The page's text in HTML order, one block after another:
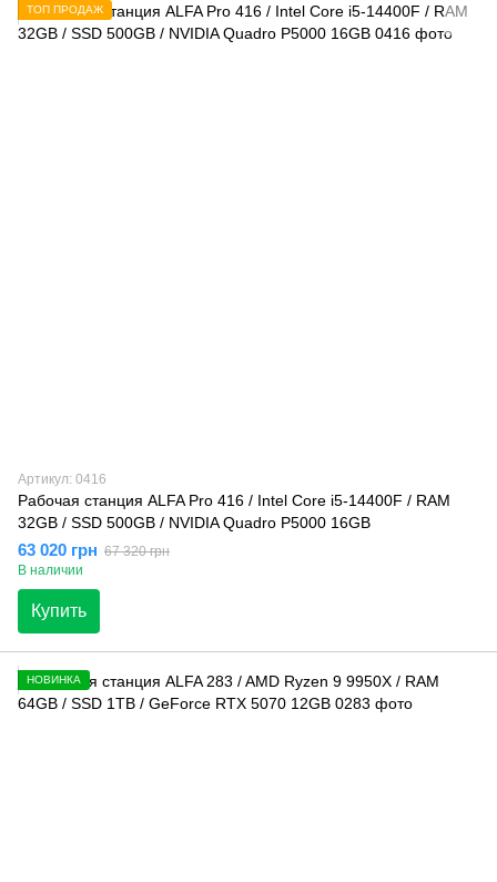
ТОП ПРОДАЖ
Артикул: 0416
Рабочая станция ALFA Pro 416 / Intel Core i5-14400F / RAM
32GB / SSD 500GB / NVIDIA Quadro P5000 16GB
63 020 грн 67 320 грн
В наличии
Купить
НОВИНКА